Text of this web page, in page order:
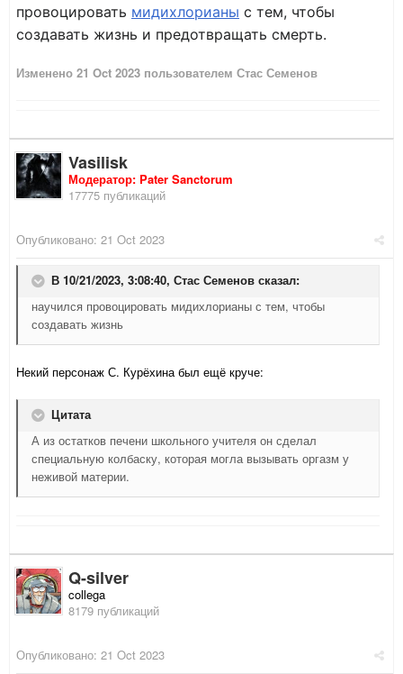
провоцировать мидихлорианы с тем, чтобы
создавать жизнь и предотвращать смерть.
Изменено 21 Oct 2023 пользователем Стас Семенов
Vasilisk
Модератор: Pater Sanctorum
17775 публикаций
Опубликовано: 21 Oct 2023
В 10/21/2023, 3:08:40, Стас Семенов сказал:
научился провоцировать мидихлорианы с тем, чтобы
создавать жизнь
Некий персонаж С. Курёхина был ещё круче:
Цитата
А из остатков печени школьного учителя он сделал
специальную колбаску, которая могла вызывать оргазм у
неживой материи.
Q-silver
collega
8179 публикаций
Опубликовано: 21 Oct 2023